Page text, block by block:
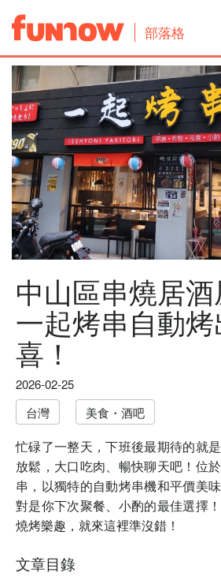
部落格
中山區串燒居酒
一起烤串自動
喜！
2026-02-25
台灣
美食・酒吧
忙碌了一整天，下班後最期待的就
放鬆，大口吃肉、暢快聊天吧！位
串，以獨特的自動烤串機和平價美
對是你下次聚餐、小酌的最佳選擇
燒烤樂趣，就來這裡準沒錯！
文章目錄